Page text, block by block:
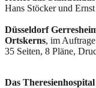
Hans Stöcker und
Düsseldorf
Ortskerns, im
35 Seiten, 8 Pläne,
Das